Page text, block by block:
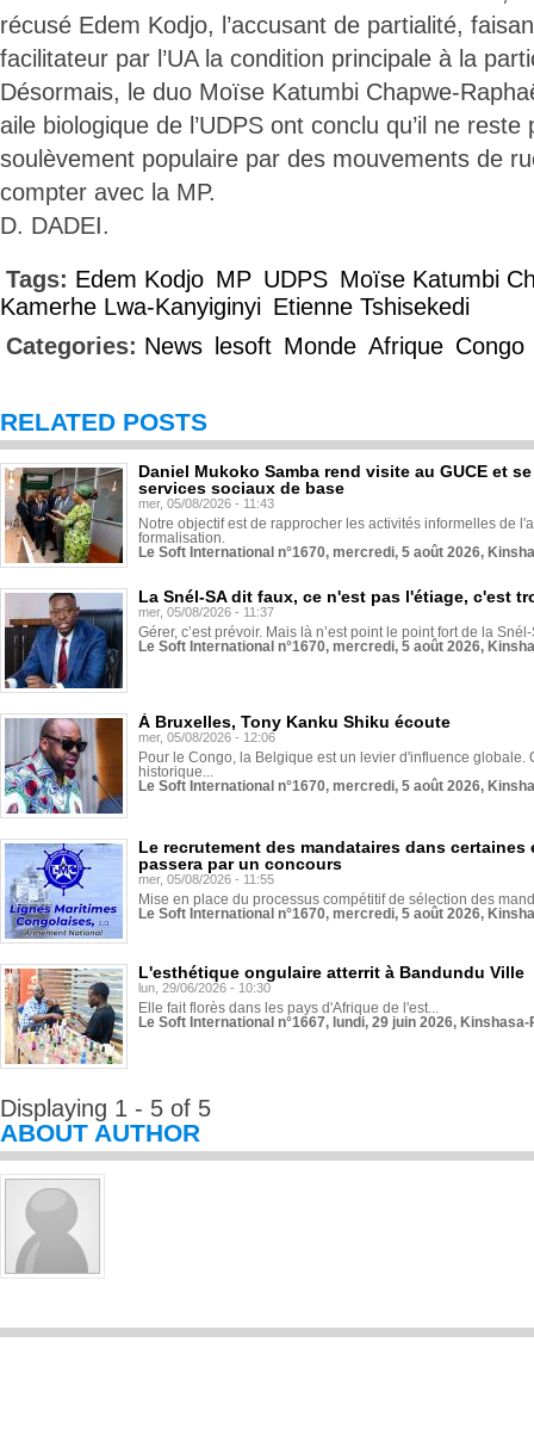
récusé Edem Kodjo, l’accusant de partialité,
facilitateur par l’UA la condition principale à la
Désormais, le duo Moïse Katumbi Chapwe-
aile biologique de l’UDPS ont conclu qu’il ne reste
soulèvement populaire par des mouvements de
compter avec la MP.
D. DADEI.
Tags: Edem Kodjo MP UDPS Moïse Katumbi
Kamerhe Lwa-Kanyiginyi Etienne Tshisekedi
Categories: News lesoft Monde Afrique Congo
RELATED POSTS
Daniel Mukoko Samba rend visite au GUCE et
services sociaux de base
mer, 05/08/2026 - 11:43
Notre objectif est de rapprocher les activités informelles de
formalisation.
Le Soft International n°1670, mercredi, 5 août 2026,
La Snél-SA dit faux, ce n'est pas l'étiage, c'est
mer, 05/08/2026 - 11:37
Gérer, c’est prévoir. Mais là n’est point le point fort de la
Le Soft International n°1670, mercredi, 5 août 2026,
À Bruxelles, Tony Kanku Shiku écoute
mer, 05/08/2026 - 12:06
Pour le Congo, la Belgique est un levier d'influence globale.
historique...
Le Soft International n°1670, mercredi, 5 août 2026,
Le recrutement des mandataires dans
passera par un concours
mer, 05/08/2026 - 11:55
Mise en place du processus compétitif de sélection des
Le Soft International n°1670, mercredi, 5 août 2026,
L'esthétique ongulaire atterrit à Bandundu Ville
lun, 29/06/2026 - 10:30
Elle fait florès dans les pays d'Afrique de l'est...
Le Soft International n°1667, lundi, 29 juin 2026,
Displaying 1 - 5 of 5
ABOUT AUTHOR